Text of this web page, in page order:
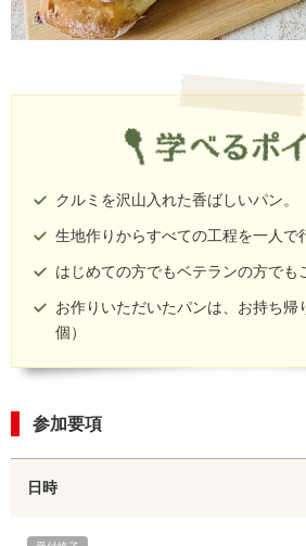
クルミを沢山入れた香ばしいパン。
生地作りからすべての工程を一人で
はじめての方でもベテランの方でも
お作りいただいたパンは、お持ち帰
個）
参加要項
日時